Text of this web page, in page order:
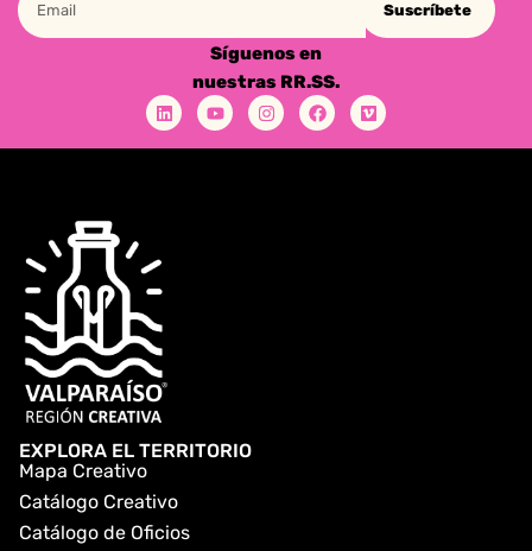
Suscríbete
Síguenos en
nuestras RR.SS.
EXPLORA EL TERRITORIO
Mapa Creativo
Catálogo Creativo
Catálogo de Oficios